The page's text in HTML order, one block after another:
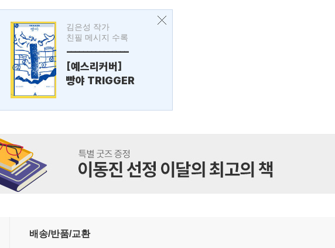
김은성 작가
친필 메시지 수록
---------------
[예스리커버]
빵야 TRIGGER
배송/반품/교환